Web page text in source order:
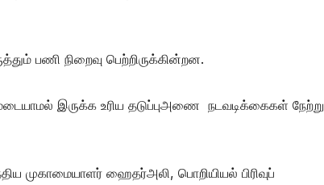
பணி நிறைவு பெற்றிருக்கின்றன.
இருக்க உரிய தடுப்புஅணை நடவடிக்கைகள் நேற்று
முகாமையாளர் ஹைதர்அலி, பொறியியல் பிரிவுப்